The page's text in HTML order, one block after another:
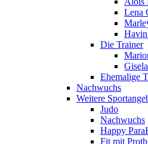
Lena
Die Trainer
Ehemalige
Nachwuchs
Weitere
Judo
Nachwuchs
Happy
Fit mit